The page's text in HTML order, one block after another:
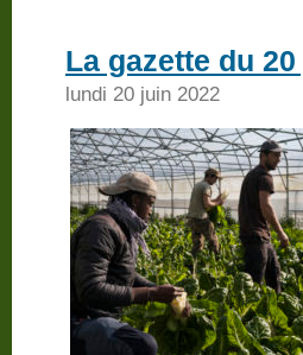
La gazette du
lundi 20 juin 2022